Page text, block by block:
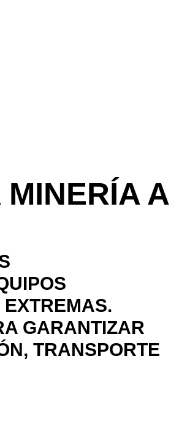
A
GARANTIZAR
TRANSPORTE